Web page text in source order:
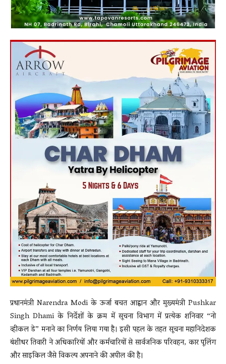
प्रधानमंत्रीNarendra Modiके ऊर्जा बचत आह्वान और मुख्यमंत्रीPushkar
Singh Dhamiके निर्देशों के क्रम में सूचना विभाग में प्रत्येक शनिवार “नो
व्हीकल डे” मनाने का निर्णय लिया गया है। इसी पहल के तहत सूचना महानिदेशक
बंशीधर तिवारी ने अधिकारियों और कर्मचारियों से सार्वजनिक परिवहन, कार पूलिंग
और साइकिल जैसे विकल्प अपनाने की अपील की है।